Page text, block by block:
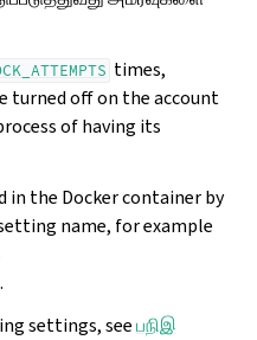
times,
turned off on the account
of having its
in the Docker container by
name, for example
.
settings, seeபநிஇ